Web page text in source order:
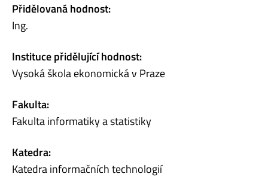
Přidělovaná hodnost:
Ing.
Instituce přidělující hodnost:
Vysoká škola ekonomická v Praze
Fakulta:
Fakulta informatiky a statistiky
Katedra:
Katedra informačních technologií